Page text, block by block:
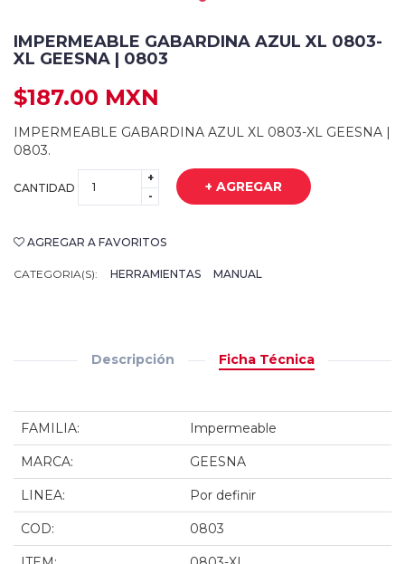
IMPERMEABLE GABARDINA AZUL XL 0803-
XL GEESNA | 0803
$187.00 MXN
IMPERMEABLE GABARDINA AZUL XL 0803-XL GEESNA |
0803.
CANTIDAD
+
-
+ AGREGAR
AGREGAR A FAVORITOS
CATEGORIA(S): HERRAMIENTAS MANUAL
Descripción Ficha Técnica
FAMILIA: Impermeable
MARCA: GEESNA
LINEA: Por definir
COD: 0803